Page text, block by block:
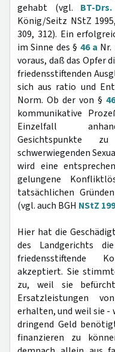
gehabt (vgl. BT-
König/Seitz NStZ
309, 312). Ein
im Sinne des § 46 a
voraus, daß das Opfer
friedensstiftenden
sich aus ratio und
Norm. Ob der von §
kommunikative
Einzelfall
Gesichtspunkte
schwerwiegenden
wird eine
gelungene
tatsächlichen
(vgl. auch BGH NStZ
Hier hat die
des Landgerichts
friedensstiftende
akzeptiert. Sie
zu, weil sie
Ersatzleistungen
erhalten, und weil sie -
dringend Geld
finanzieren zu